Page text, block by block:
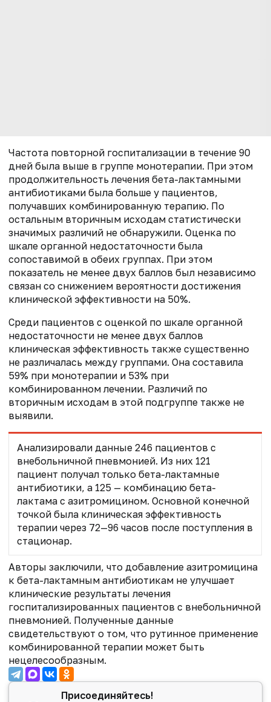
Частота повторной госпитализации в течение 90
дней была выше в группе монотерапии. При этом
продолжительность лечения бета-лактамными
антибиотиками была больше у пациентов,
получавших комбинированную терапию. По
остальным вторичным исходам статистически
значимых различий не обнаружили. Оценка по
шкале органной недостаточности была
сопоставимой в обеих группах. При этом
показатель не менее двух баллов был независимо
связан со снижением вероятности достижения
клинической эффективности на 50%.
Среди пациентов с оценкой по шкале органной
недостаточности не менее двух баллов
клиническая эффективность также существенно
не различалась между группами. Она составила
59% при монотерапии и 53% при
комбинированном лечении. Различий по
вторичным исходам в этой подгруппе также не
выявили.
Анализировали данные 246 пациентов с
внебольничной пневмонией. Из них 121
пациент получал только бета-лактамные
антибиотики, а 125 — комбинацию бета-
лактама с азитромицином. Основной конечной
точкой была клиническая эффективность
терапии через 72—96 часов после поступления в
стационар.
Авторы заключили, что добавление азитромицина
к бета-лактамным антибиотикам не улучшает
клинические результаты лечения
госпитализированных пациентов с внебольничной
пневмонией. Полученные данные
свидетельствуют о том, что рутинное применение
комбинированной терапии может быть
нецелесообразным.
Присоединяйтесь!